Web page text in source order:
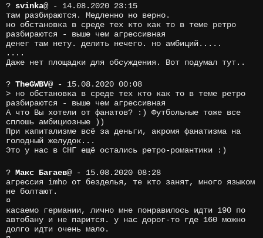
? svinka@ - 14.08.2020 23:15
там разбираются. Медленно но верно.
но обстановка в среде тех кто как то в теме ретро
разбираются - выше чем агрессивная
денег там нету. делить нечего. но амбиций.....
....
Даже нет площадки для обсуждения. Вот подумал тут..
? TheGWBV@ - 15.08.2020 00:08
> но обстановка в среде тех кто как то в теме ретро
разбираются - выше чем агрессивная
А что Вы хотели от фанатов? :) Футбольные тоже все
сплошь амбициозные ))
При капитализме всё за деньги, акромя фанатизма на
голодный желудок...
Это у нас в СНГ ещё остались ретро-романтики :)
? Макс Багаев@ - 15.08.2020 08:28
агрессия imho от безделья, те кто занят, много языком
не болтают.
¤
касаемо германии, лично мне понравилось идти 190 по
автобану и не парится. у нас дорог-то где 160 можно
долго идти очень мало.